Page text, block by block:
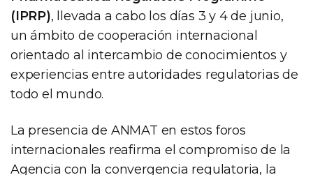
(IPRP), llevada a cabo los días 3 y 4 de junio,
un ámbito de cooperación internacional
orientado al intercambio de conocimientos y
experiencias entre autoridades regulatorias de
todo el mundo.
La presencia de ANMAT en estos foros
internacionales reafirma el compromiso de la
Agencia con la convergencia regulatoria, la